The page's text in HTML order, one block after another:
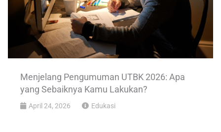
Menjelang Pengumuman UTBK 2026: Apa
yang Sebaiknya Kamu Lakukan?
April 24, 2026 Edukasi